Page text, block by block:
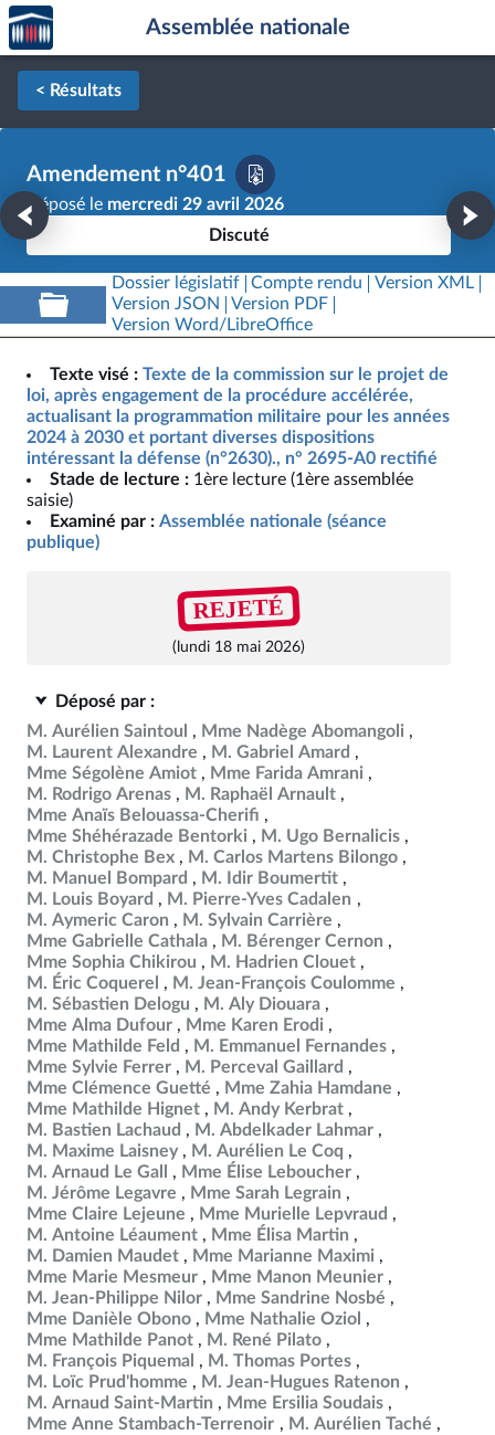
Aller au contenu
Aller en bas de la page
Accèder
à la
page
d'accueil
Assemblée nationale
< Résultats
Amendement n°401
Déposé le mercredi 29 avril 2026
Discuté
Dossier législatif Compte rendu
Version XML
Version JSON
Version PDF
Version Word/LibreOffice
Texte visé : Texte de la commission sur le projet de
loi, après engagement de la procédure accélérée,
actualisant la programmation militaire pour les années
2024 à 2030 et portant diverses dispositions
intéressant la défense (n°2630)., n° 2695-A0 rectifié
Stade de lecture : 1ère lecture (1ère assemblée
saisie)
Examiné par : Assemblée nationale (séance
publique)
REJETÉ
(lundi 18 mai 2026)
Déposé par :
M. Aurélien Saintoul
Mme Nadège Abomangoli
M. Laurent Alexandre
M. Gabriel Amard
Mme Ségolène Amiot
Mme Farida Amrani
M. Rodrigo Arenas
M. Raphaël Arnault
Mme Anaïs Belouassa-Cherifi
Mme Shéhérazade Bentorki
M. Ugo Bernalicis
M. Christophe Bex
M. Carlos Martens Bilongo
M. Manuel Bompard
M. Idir Boumertit
M. Louis Boyard
M. Pierre-Yves Cadalen
M. Aymeric Caron
M. Sylvain Carrière
Mme Gabrielle Cathala
M. Bérenger Cernon
Mme Sophia Chikirou
M. Hadrien Clouet
M. Éric Coquerel
M. Jean-François Coulomme
M. Sébastien Delogu
M. Aly Diouara
Mme Alma Dufour
Mme Karen Erodi
Mme Mathilde Feld
M. Emmanuel Fernandes
Mme Sylvie Ferrer
M. Perceval Gaillard
Mme Clémence Guetté
Mme Zahia Hamdane
Mme Mathilde Hignet
M. Andy Kerbrat
M. Bastien Lachaud
M. Abdelkader Lahmar
M. Maxime Laisney
M. Aurélien Le Coq
M. Arnaud Le Gall
Mme Élise Leboucher
M. Jérôme Legavre
Mme Sarah Legrain
Mme Claire Lejeune
Mme Murielle Lepvraud
M. Antoine Léaument
Mme Élisa Martin
M. Damien Maudet
Mme Marianne Maximi
Mme Marie Mesmeur
Mme Manon Meunier
M. Jean-Philippe Nilor
Mme Sandrine Nosbé
Mme Danièle Obono
Mme Nathalie Oziol
Mme Mathilde Panot
M. René Pilato
M. François Piquemal
M. Thomas Portes
M. Loïc Prud'homme
M. Jean-Hugues Ratenon
M. Arnaud Saint-Martin
Mme Ersilia Soudais
Mme Anne Stambach-Terrenoir
M. Aurélien Taché